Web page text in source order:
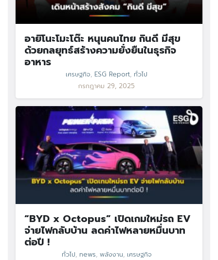
อายิโนะโมะโต๊ะ หนุนคนไทย กินดี มีสุข
ด้วยกลยุทธ์สร้างความยั่งยืนในธุรกิจ
อาหาร
เศรษฐกิจ, ESG Report, ทั่วไป
กรกฎาคม 29, 2025
“BYD x Octopus” เปิดเกมใหม่รถ EV
จ่ายไฟกลับบ้าน ลดค่าไฟหลายหมื่นบาท
ต่อปี !
ทั่วไป, news, พลังงาน, เศรษฐกิจ